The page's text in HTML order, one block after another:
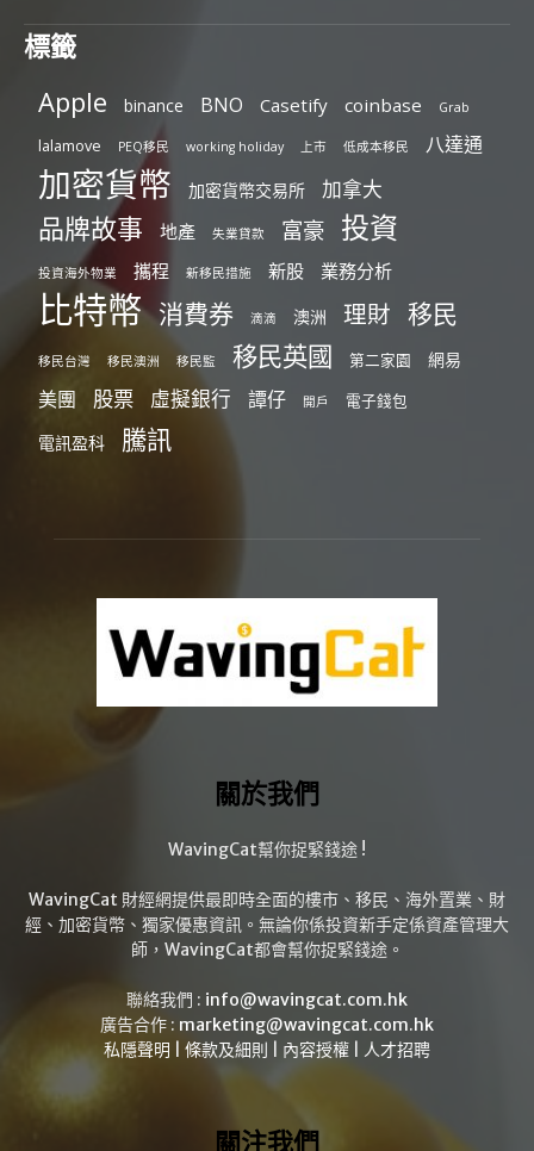
標籤
Apple binance BNO Casetify coinbase Grab
lalamove PEQ移民 working holiday 上市 低成本移民 八達通
加密貨幣 加密貨幣交易所 加拿大
品牌故事 地產 失業貸款 富豪 投資
投資海外物業 攜程 新移民措施 新股 業務分析
比特幣 消費券 滴滴 澳洲 理財 移民
移民台灣 移民澳洲 移民監 移民英國 第二家園 網易
美團 股票 虛擬銀行 譚仔 開戶 電子錢包
電訊盈科 騰訊
關於我們
WavingCat幫你捉緊錢途 !
WavingCat 財經網提供最即時全面的樓市、移民、海外置業、財
經、加密貨幣、獨家優惠資訊。無論你係投資新手定係資產管理大
師，WavingCat都會幫你捉緊錢途。
聯絡我們 : info@wavingcat.com.hk
廣告合作 : marketing@wavingcat.com.hk
私隱聲明
條款及細則 內容授權 人才招聘
關注我們